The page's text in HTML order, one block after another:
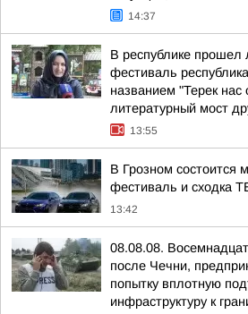
14:37
В республике прошел
фестиваль
названием "Терек нас
литературный мост
13:55
В Грозном состоится
фестиваль и сходка
13:42
08.08.08.
после Чечни,
попытку вплотную
инфраструктуру к